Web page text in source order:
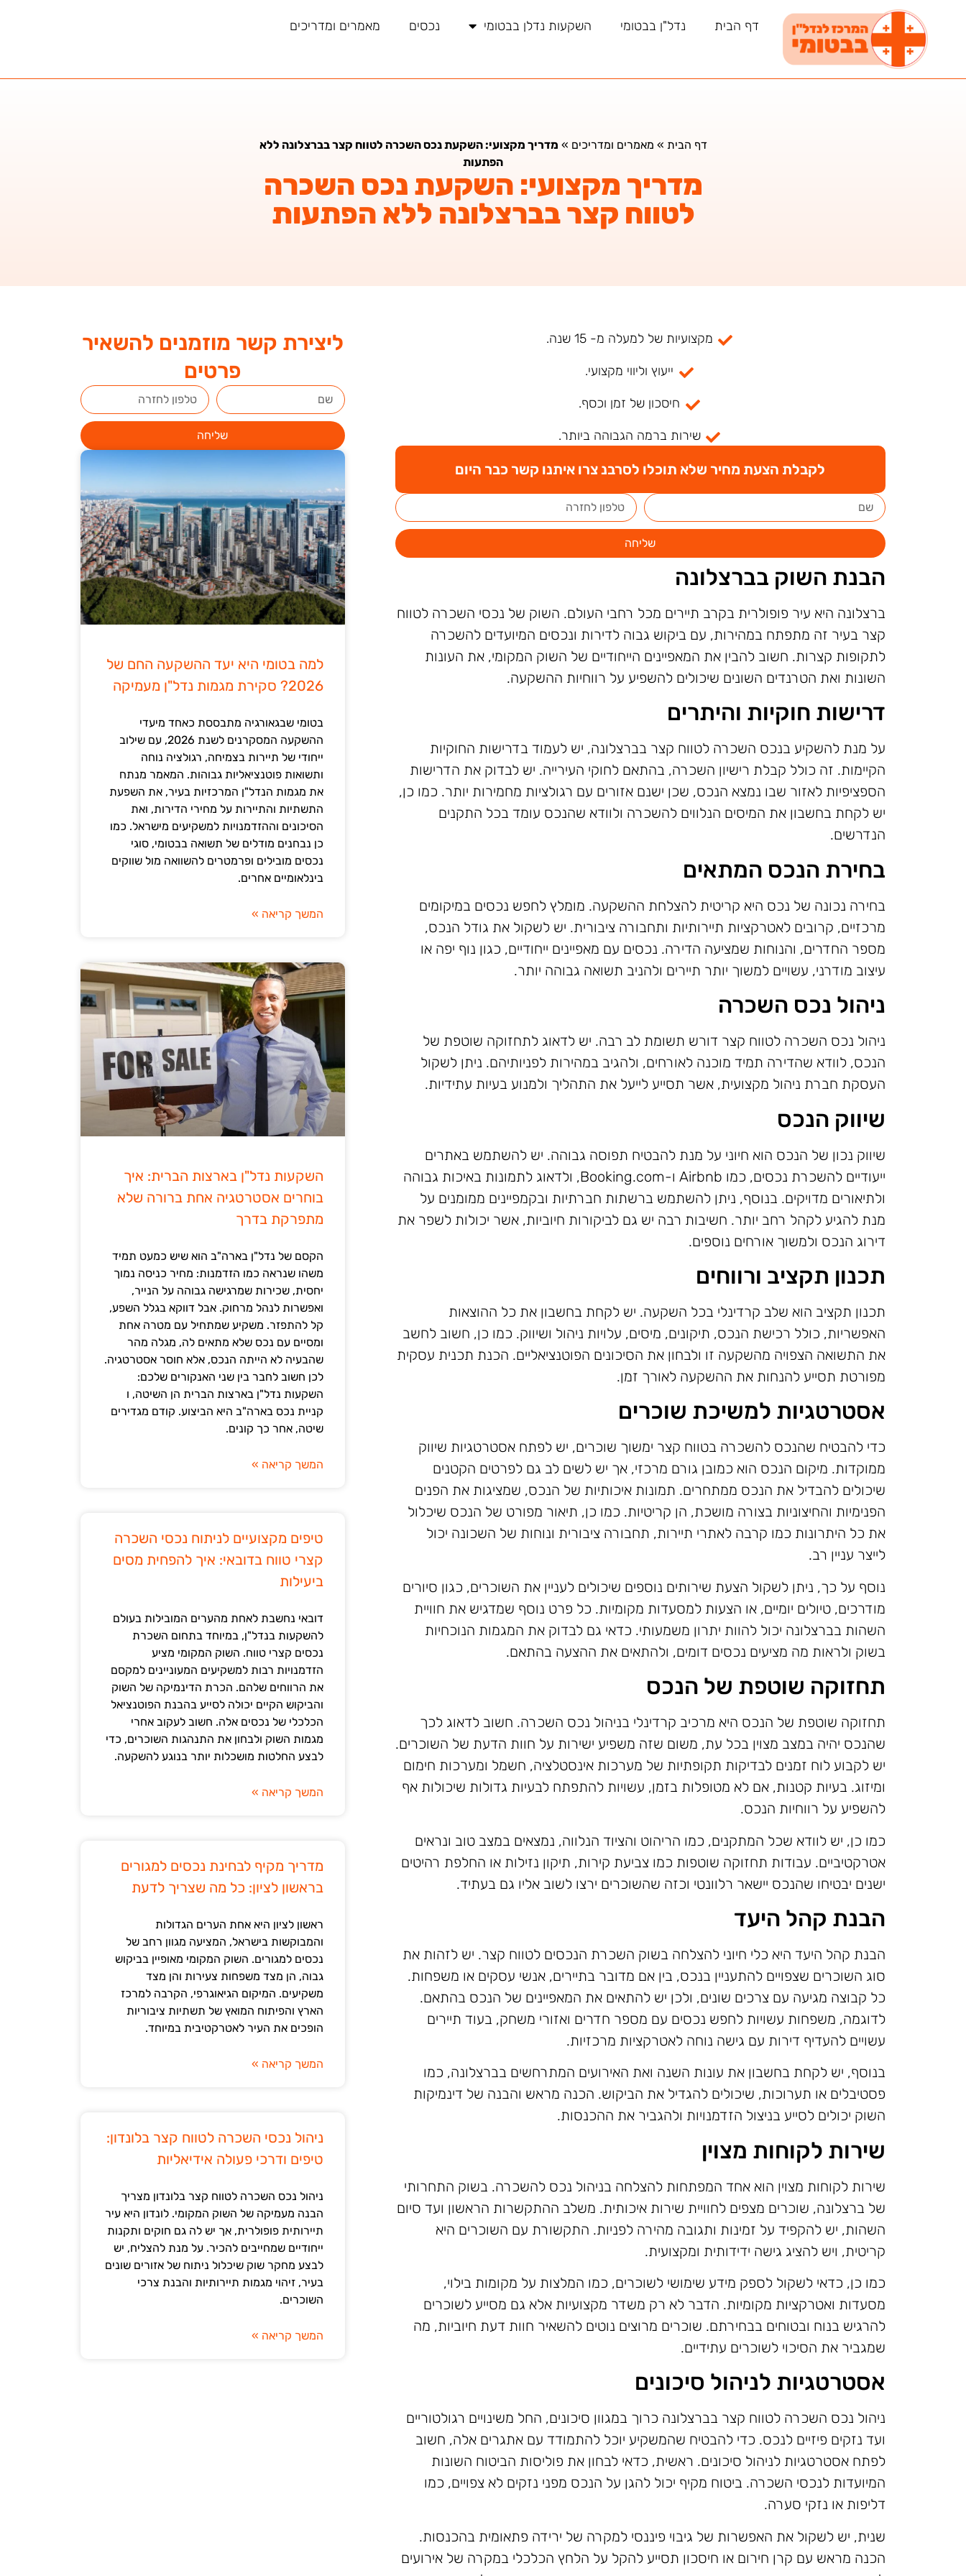
דף הבית נדל"ן בבטומי השקעות נדלן בבטומי נכסים מאמרים ומדריכים
דף הבית » מאמרים ומדריכים » מדריך מקצועי: השקעת נכס השכרה לטווח קצר בברצלונה ללא
הפתעות
מדריך מקצועי: השקעת נכס השכרה
לטווח קצר בברצלונה ללא הפתעות
ליצירת קשר מוזמנים להשאיר
פרטים
שליחה
למה בטומי היא יעד ההשקעה החם של
2026? סקירת מגמות נדל"ן מעמיקה
בטומי שבגאורגיה מתבססת כאחד מיעדי
ההשקעה המסקרנים לשנת 2026, עם שילוב
ייחודי של תיירות בצמיחה, רגולציה נוחה
ותשואות פוטנציאליות גבוהות. המאמר מנתח
את מגמות הנדל"ן המרכזיות בעיר, את השפעת
התשתיות והתיירות על מחירי הדירות, ואת
הסיכונים וההזדמנויות למשקיעים מישראל. כמו
כן נבחנים מודלים של תשואה בבטומי, סוגי
נכסים מובילים ופרמטרים להשוואה מול שווקים
בינלאומיים אחרים.
המשך קריאה »
השקעות נדל"ן בארצות הברית: איך
בוחרים אסטרטגיה אחת ברורה שלא
מתפרקת בדרך
הקסם של נדל"ן בארה"ב הוא שיש כמעט תמיד
משהו שנראה כמו הזדמנות: מחיר כניסה נמוך
יחסית, שכירות שמרגישה גבוהה על הנייר,
ואפשרות לנהל מרחוק. אבל דווקא בגלל השפע,
קל להתפזר. משקיע שמתחיל עם מטרה אחת
ומסיים עם נכס שלא מתאים לה, מגלה מהר
שהבעיה לא הייתה הנכס, אלא חוסר אסטרטגיה.
לכן חשוב לחבר בין שני האנקורים שלכם:
השקעות נדל"ן בארצות הברית הן השיטה, ו
קניית נכס בארה"ב היא הביצוע. קודם מגדירים
שיטה, אחר כך קונים.
המשך קריאה »
טיפים מקצועיים לניתוח נכסי השכרה
קצרי טווח בדובאי: איך להפחית מסים
ביעילות
דובאי נחשבת לאחת מהערים המובילות בעולם
להשקעות בנדל"ן, במיוחד בתחום השכרת
נכסים קצרי טווח. השוק המקומי מציע
הזדמנויות רבות למשקיעים המעוניינים למקסם
את הרווחים שלהם. הכרת הדינמיקה של השוק
והביקוש הקיים יכולה לסייע בהבנת הפוטנציאל
הכלכלי של נכסים אלה. חשוב לעקוב אחרי
מגמות השוק ולבחון את התנהגות השוכרים, כדי
לבצע החלטות מושכלות יותר בנוגע להשקעה.
המשך קריאה »
מדריך מקיף לבחינת נכסים למגורים
בראשון לציון: כל מה שצריך לדעת
ראשון לציון היא אחת הערים הגדולות
והמבוקשות בישראל, המציעה מגוון רחב של
נכסים למגורים. השוק המקומי מאופיין בביקוש
גבוה, הן מצד משפחות צעירות והן מצד
משקיעים. המיקום הגיאוגרפי, הקרבה למרכז
הארץ והפיתוח המואץ של תשתיות ציבוריות
הופכים את העיר לאטרקטיבית במיוחד.
המשך קריאה »
ניהול נכסי השכרה לטווח קצר בלונדון:
טיפים ודרכי פעולה אידיאליות
ניהול נכס השכרה לטווח קצר בלונדון מצריך
הבנה מעמיקה של השוק המקומי. לונדון היא עיר
תיירותית פופולרית, אך יש לה גם חוקים ותקנות
ייחודיים שמחייבים להכיר. על מנת להצליח, יש
לבצע מחקר שוק שיכלול ניתוח של אזורים שונים
בעיר, זיהוי מגמות תיירותיות והבנת צרכי
השוכרים.
המשך קריאה »
מקצועיות של למעלה מ- 15 שנה.
ייעוץ וליווי מקצועי.
חיסכון של זמן וכסף.
שירות ברמה הגבוהה ביותר.
לקבלת הצעת מחיר שלא תוכלו לסרבנ צרו איתנו קשר כבר היום
שליחה
הבנת השוק בברצלונה
ברצלונה היא עיר פופולרית בקרב תיירים מכל רחבי העולם. השוק של נכסי השכרה לטווח
קצר בעיר זה מתפתח במהירות, עם ביקוש גבוה לדירות ונכסים המיועדים להשכרה
לתקופות קצרות. חשוב להבין את המאפיינים הייחודיים של השוק המקומי, את העונות
השונות ואת הטרנדים השונים שיכולים להשפיע על רווחיות ההשקעה.
דרישות חוקיות והיתרים
על מנת להשקיע בנכס השכרה לטווח קצר בברצלונה, יש לעמוד בדרישות החוקיות
הקיימות. זה כולל קבלת רישיון השכרה, בהתאם לחוקי העירייה. יש לבדוק את הדרישות
הספציפיות לאזור שבו נמצא הנכס, שכן ישנם אזורים עם רגולציות מחמירות יותר. כמו כן,
יש לקחת בחשבון את המיסים הנלווים להשכרה ולוודא שהנכס עומד בכל התקנים
הנדרשים.
בחירת הנכס המתאים
בחירה נכונה של נכס היא קריטית להצלחת ההשקעה. מומלץ לחפש נכסים במיקומים
מרכזיים, קרובים לאטרקציות תיירותיות ותחבורה ציבורית. יש לשקול את גודל הנכס,
מספר החדרים, והנוחות שמציעה הדירה. נכסים עם מאפיינים ייחודיים, כגון נוף יפה או
עיצוב מודרני, עשויים למשוך יותר תיירים ולהניב תשואה גבוהה יותר.
ניהול נכס השכרה
ניהול נכס השכרה לטווח קצר דורש תשומת לב רבה. יש לדאוג לתחזוקה שוטפת של
הנכס, לוודא שהדירה תמיד מוכנה לאורחים, ולהגיב במהירות לפניותיהם. ניתן לשקול
העסקת חברת ניהול מקצועית, אשר תסייע לייעל את התהליך ולמנוע בעיות עתידיות.
שיווק הנכס
שיווק נכון של הנכס הוא חיוני על מנת להבטיח תפוסה גבוהה. יש להשתמש באתרים
ייעודיים להשכרת נכסים, כמו Airbnb ו-Booking.com, ולדאוג לתמונות באיכות גבוהה
ולתיאורים מדויקים. בנוסף, ניתן להשתמש ברשתות חברתיות ובקמפיינים ממומנים על
מנת להגיע לקהל רחב יותר. חשיבות רבה יש גם לביקורות חיוביות, אשר יכולות לשפר את
דירוג הנכס ולמשוך אורחים נוספים.
תכנון תקציב ורווחים
תכנון תקציב הוא שלב קרדינלי בכל השקעה. יש לקחת בחשבון את כל ההוצאות
האפשריות, כולל רכישת הנכס, תיקונים, מיסים, עלויות ניהול ושיווק. כמו כן, חשוב לחשב
את התשואה הצפויה מהשקעה זו ולבחון את הסיכונים הפוטנציאליים. הכנת תכנית עסקית
מפורטת תסייע להנחות את ההשקעה לאורך זמן.
אסטרטגיות למשיכת שוכרים
כדי להבטיח שהנכס להשכרה בטווח קצר ימשוך שוכרים, יש לפתח אסטרטגיות שיווק
ממוקדות. מיקום הנכס הוא כמובן גורם מרכזי, אך יש לשים לב גם לפרטים הקטנים
שיכולים להבדיל את הנכס ממתחרים. תמונות איכותיות של הנכס, שמציגות את הפנים
הפנימיות והחיצוניות בצורה מושכת, הן קריטיות. כמו כן, תיאור מפורט של הנכס שיכלול
את כל היתרונות כמו קרבה לאתרי תיירות, תחבורה ציבורית ונוחות של השכונה יכול
לייצר עניין רב.
נוסף על כך, ניתן לשקול הצעת שירותים נוספים שיכולים לעניין את השוכרים, כגון סיורים
מודרכים, טיולים יומיים, או הצעות למסעדות מקומיות. כל פרט נוסף שמדגיש את חוויית
השהות בברצלונה יכול להוות יתרון משמעותי. כדאי גם לבדוק את המגמות הנוכחיות
בשוק ולראות מה מציעים נכסים דומים, ולהתאים את ההצעה בהתאם.
תחזוקה שוטפת של הנכס
תחזוקה שוטפת של הנכס היא מרכיב קרדינלי בניהול נכס השכרה. חשוב לדאוג לכך
שהנכס יהיה במצב מצוין בכל עת, משום שזה משפיע ישירות על חוות הדעת של השוכרים.
יש לקבוע לוח זמנים לבדיקות תקופתיות של מערכות אינסטלציה, חשמל ומערכות חימום
ומיזוג. בעיות קטנות, אם לא מטופלות בזמן, עשויות להתפתח לבעיות גדולות שיכולות אף
להשפיע על רווחיות הנכס.
כמו כן, יש לוודא שכל המתקנים, כמו הריהוט והציוד הנלווה, נמצאים במצב טוב ונראים
אטרקטיביים. עבודות תחזוקה שוטפות כמו צביעת קירות, תיקון נזילות או החלפת רהיטים
ישנים יבטיחו שהנכס יישאר רלוונטי וכזה שהשוכרים ירצו לשוב אליו גם בעתיד.
הבנת קהל היעד
הבנת קהל היעד היא כלי חיוני להצלחה בשוק השכרת הנכסים לטווח קצר. יש לזהות את
סוג השוכרים שצפויים להתעניין בנכס, בין אם מדובר בתיירים, אנשי עסקים או משפחות.
כל קבוצה מגיעה עם צרכים שונים, ולכן יש להתאים את המאפיינים של הנכס בהתאם.
לדוגמה, משפחות עשויות לחפש נכסים עם מספר חדרים ואזורי משחק, בעוד תיירים
עשויים להעדיף דירות עם גישה נוחה לאטרקציות מרכזיות.
בנוסף, יש לקחת בחשבון את עונות השנה ואת האירועים המתרחשים בברצלונה, כמו
פסטיבלים או תערוכות, שיכולים להגדיל את הביקוש. הכנה מראש והבנה של דינמיקות
השוק יכולים לסייע בניצול הזדמנויות ולהגביר את ההכנסות.
שירות לקוחות מצוין
שירות לקוחות מצוין הוא אחד המפתחות להצלחה בניהול נכס להשכרה. בשוק התחרותי
של ברצלונה, שוכרים מצפים לחוויית שירות איכותית. משלב ההתקשרות הראשון ועד סיום
השהות, יש להקפיד על זמינות ותגובה מהירה לפניות. התקשורת עם השוכרים היא
קריטית, ויש להציג גישה ידידותית ומקצועית.
כמו כן, כדאי לשקול לספק מידע שימושי לשוכרים, כמו המלצות על מקומות בילוי,
מסעדות ואטרקציות מקומיות. הדבר לא רק משדר מקצועיות אלא גם מסייע לשוכרים
להרגיש בנוח ובטוחים בבחירתם. שוכרים מרוצים נוטים להשאיר חוות דעת חיוביות, מה
שמגביר את הסיכוי לשוכרים עתידיים.
אסטרטגיות לניהול סיכונים
ניהול נכס השכרה לטווח קצר בברצלונה כרוך במגוון סיכונים, החל משינויים רגולטוריים
ועד נזקים פיזיים לנכס. כדי להבטיח שהמשקיע יוכל להתמודד עם אתגרים אלה, חשוב
לפתח אסטרטגיות לניהול סיכונים. ראשית, כדאי לבחון את פוליסות הביטוח השונות
המיועדות לנכסי השכרה. ביטוח מקיף יכול להגן על הנכס מפני נזקים לא צפויים, כמו
דליפות או נזקי סערה.
שנית, יש לשקול את האפשרות של גיבוי פיננסי למקרה של ירידה פתאומית בהכנסות.
הכנה מראש עם קרן חירום או חיסכון תסייע להקל על הלחץ הכלכלי במקרה של אירועים